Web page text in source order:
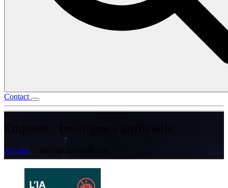
Contact
Accueil Intelligence artificielle